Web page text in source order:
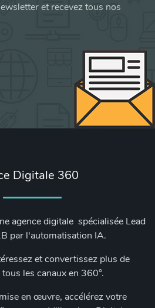
et recevez tous nos
Digitale 360
agence digitale spécialisée Lead
par l'automatisation IA.
et convertissez plus de
les canaux en 360°.
en œuvre, accélérez votre